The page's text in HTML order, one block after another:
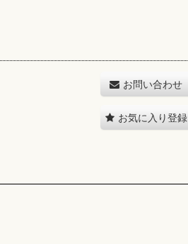
お問い合わせ
お気に入り登録